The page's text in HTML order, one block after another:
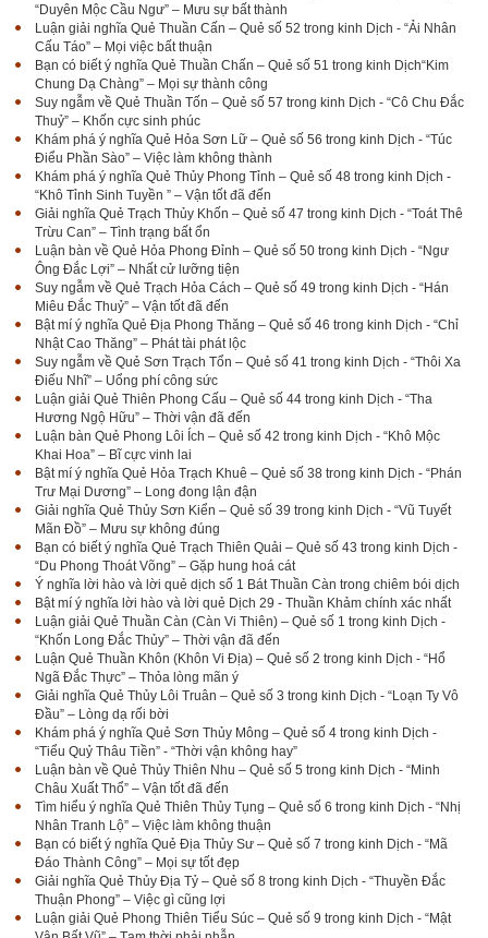
“Duyên Mộc Cầu Ngư” – Mưu sự bất thành
Luận giải nghĩa Quẻ Thuần Cấn – Quẻ số 52 trong kinh Dịch - “Ải Nhân
Cấu Táo” – Mọi việc bất thuận
Bạn có biết ý nghĩa Quẻ Thuần Chấn – Quẻ số 51 trong kinh Dịch“Kim
Chung Dạ Chàng” – Mọi sự thành công
Suy ngẫm về Quẻ Thuần Tốn – Quẻ số 57 trong kinh Dịch - “Cô Chu Đắc
Thuỷ” – Khốn cực sinh phúc
Khám phá ý nghĩa Quẻ Hỏa Sơn Lữ – Quẻ số 56 trong kinh Dịch - “Túc
Điểu Phần Sào” – Việc làm không thành
Khám phá ý nghĩa Quẻ Thủy Phong Tỉnh – Quẻ số 48 trong kinh Dịch -
“Khô Tỉnh Sinh Tuyền ” – Vận tốt đã đến
Giải nghĩa Quẻ Trạch Thủy Khốn – Quẻ số 47 trong kinh Dịch - “Toát Thê
Trừu Can” – Tình trạng bất ổn
Luận bàn về Quẻ Hỏa Phong Đỉnh – Quẻ số 50 trong kinh Dịch - “Ngư
Ông Đắc Lợi” – Nhất cử lưỡng tiện
Suy ngẫm về Quẻ Trạch Hỏa Cách – Quẻ số 49 trong kinh Dịch - “Hán
Miêu Đắc Thuỷ” – Vận tốt đã đến
Bật mí ý nghĩa Quẻ Địa Phong Thăng – Quẻ số 46 trong kinh Dịch - “Chỉ
Nhật Cao Thăng” – Phát tài phát lộc
Suy ngẫm về Quẻ Sơn Trạch Tổn – Quẻ số 41 trong kinh Dịch - “Thôi Xa
Điếu Nhĩ” – Uổng phí công sức
Luận giải Quẻ Thiên Phong Cấu – Quẻ số 44 trong kinh Dịch - “Tha
Hương Ngộ Hữu” – Thời vận đã đến
Luận bàn Quẻ Phong Lôi Ích – Quẻ số 42 trong kinh Dịch - “Khô Mộc
Khai Hoa” – Bĩ cực vinh lai
Bật mí ý nghĩa Quẻ Hỏa Trạch Khuê – Quẻ số 38 trong kinh Dịch - “Phán
Trư Mại Dương” – Long đong lận đận
Giải nghĩa Quẻ Thủy Sơn Kiển – Quẻ số 39 trong kinh Dịch - “Vũ Tuyết
Mãn Đồ” – Mưu sự không đúng
Bạn có biết ý nghĩa Quẻ Trạch Thiên Quải – Quẻ số 43 trong kinh Dịch -
“Du Phong Thoát Võng” – Gặp hung hoá cát
Ý nghĩa lời hào và lời quẻ dịch số 1 Bát Thuần Càn trong chiêm bói dịch
Bật mí ý nghĩa lời hào và lời quẻ Dịch 29 - Thuần Khảm chính xác nhất
Luận giải Quẻ Thuần Càn (Càn Vi Thiên) – Quẻ số 1 trong kinh Dịch -
“Khốn Long Đắc Thủy” – Thời vận đã đến
Luận Quẻ Thuần Khôn (Khôn Vi Địa) – Quẻ số 2 trong kinh Dịch - “Hổ
Ngã Đắc Thực” – Thỏa lòng mãn ý
Giải nghĩa Quẻ Thủy Lôi Truân – Quẻ số 3 trong kinh Dịch - “Loạn Ty Vô
Đầu” – Lòng dạ rối bời
Khám phá ý nghĩa Quẻ Sơn Thủy Mông – Quẻ số 4 trong kinh Dịch -
“Tiểu Quỷ Thâu Tiền” - “Thời vận không hay”
Luận bàn về Quẻ Thủy Thiên Nhu – Quẻ số 5 trong kinh Dịch - “Minh
Châu Xuất Thổ” – Vận tốt đã đến
Tìm hiểu ý nghĩa Quẻ Thiên Thủy Tụng – Quẻ số 6 trong kinh Dịch - “Nhị
Nhân Tranh Lộ” – Việc làm không thuận
Bạn có biết ý nghĩa Quẻ Địa Thủy Sư – Quẻ số 7 trong kinh Dịch - “Mã
Đáo Thành Công” – Mọi sự tốt đẹp
Giải nghĩa Quẻ Thủy Địa Tỷ – Quẻ số 8 trong kinh Dịch - “Thuyền Đắc
Thuận Phong” – Việc gì cũng lợi
Luận giải Quẻ Phong Thiên Tiểu Súc – Quẻ số 9 trong kinh Dịch - “Mật